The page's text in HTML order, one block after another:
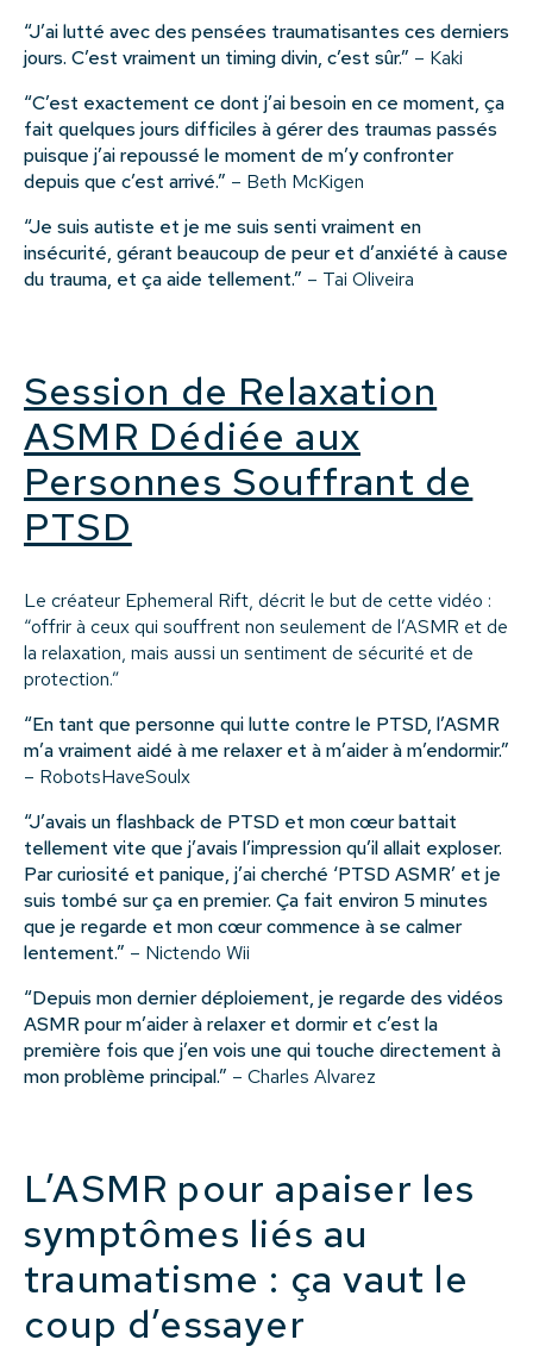
“J’ai lutté avec des pensées traumatisantes ces derniers
jours. C’est vraiment un timing divin, c’est sûr.” – Kaki
“C’est exactement ce dont j’ai besoin en ce moment, ça
fait quelques jours difficiles à gérer des traumas passés
puisque j’ai repoussé le moment de m’y confronter
depuis que c’est arrivé.” – Beth McKigen
“Je suis autiste et je me suis senti vraiment en
insécurité, gérant beaucoup de peur et d’anxiété à cause
du trauma, et ça aide tellement.” – Tai Oliveira
Session de Relaxation
ASMR Dédiée aux
Personnes Souffrant de
PTSD
Le créateur Ephemeral Rift, décrit le but de cette vidéo :
“offrir à ceux qui souffrent non seulement de l’ASMR et de
la relaxation, mais aussi un sentiment de sécurité et de
protection.”
“En tant que personne qui lutte contre le PTSD, l’ASMR
m’a vraiment aidé à me relaxer et à m’aider à m’endormir.”
– RobotsHaveSoulx
“J’avais un flashback de PTSD et mon cœur battait
tellement vite que j’avais l’impression qu’il allait exploser.
Par curiosité et panique, j’ai cherché ‘PTSD ASMR’ et je
suis tombé sur ça en premier. Ça fait environ 5 minutes
que je regarde et mon cœur commence à se calmer
lentement.” – Nictendo Wii
“Depuis mon dernier déploiement, je regarde des vidéos
ASMR pour m’aider à relaxer et dormir et c’est la
première fois que j’en vois une qui touche directement à
mon problème principal.” – Charles Alvarez
L’ASMR pour apaiser les
symptômes liés au
traumatisme : ça vaut le
coup d’essayer